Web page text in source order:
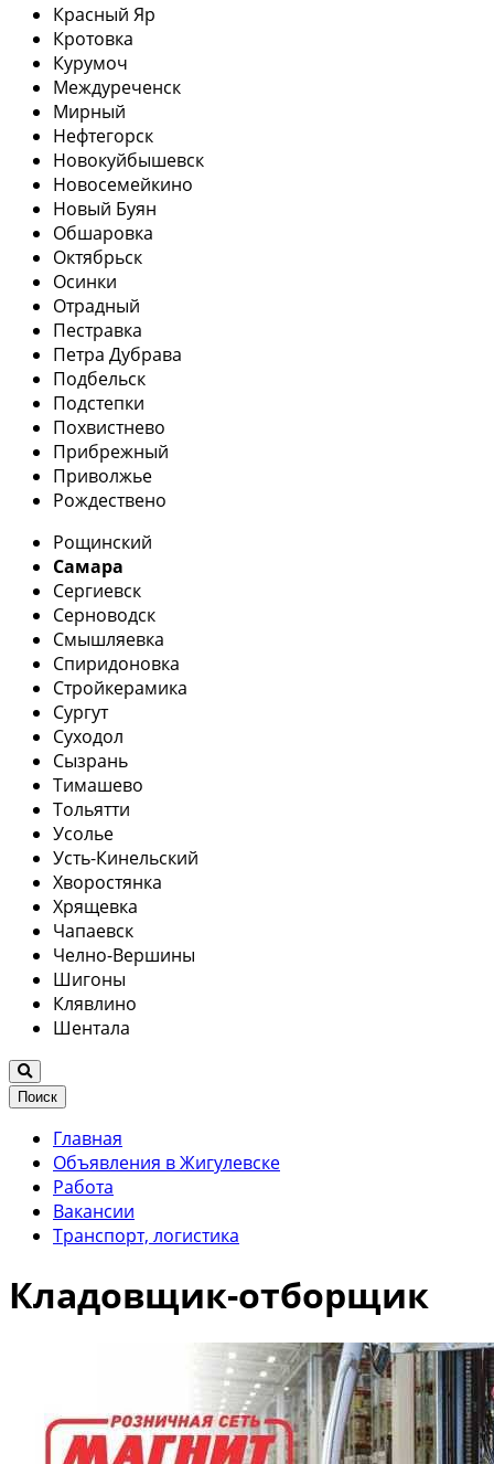
Красный Яр
Кротовка
Курумоч
Междуреченск
Мирный
Нефтегорск
Новокуйбышевск
Новосемейкино
Новый Буян
Обшаровка
Октябрьск
Осинки
Отрадный
Пестравка
Петра Дубрава
Подбельск
Подстепки
Похвистнево
Прибрежный
Приволжье
Рождествено
Рощинский
Самара
Сергиевск
Серноводск
Смышляевка
Спиридоновка
Стройкерамика
Сургут
Суходол
Сызрань
Тимашево
Тольятти
Усолье
Усть-Кинельский
Хворостянка
Хрящевка
Чапаевск
Челно-Вершины
Шигоны
Клявлино
Шентала
Поиск
Главная
Объявления в Жигулевске
Работа
Вакансии
Транспорт, логистика
Кладовщик-отборщик